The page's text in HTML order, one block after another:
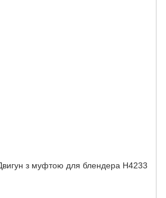
з муфтою для блендера H4233